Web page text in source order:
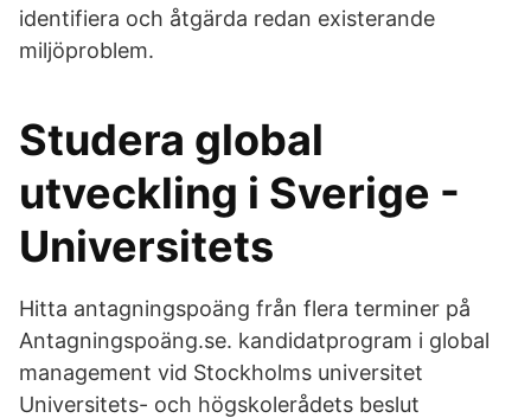
identifiera och åtgärda redan existerande
miljöproblem.
Studera global
utveckling i Sverige -
Universitets
Hitta antagningspoäng från flera terminer på
Antagningspoäng.se. kandidatprogram i global
management vid Stockholms universitet
Universitets- och högskolerådets beslut